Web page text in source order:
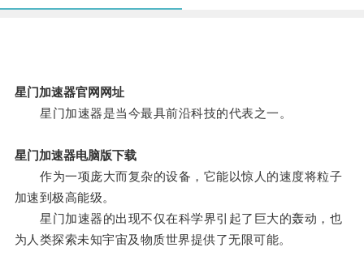
星门加速器官网网址
星门加速器是当今最具前沿科技的代表之一。
星门加速器电脑版下载
作为一项庞大而复杂的设备，它能以惊人的速度将粒子
加速到极高能级。
星门加速器的出现不仅在科学界引起了巨大的轰动，也
为人类探索未知宇宙及物质世界提供了无限可能。